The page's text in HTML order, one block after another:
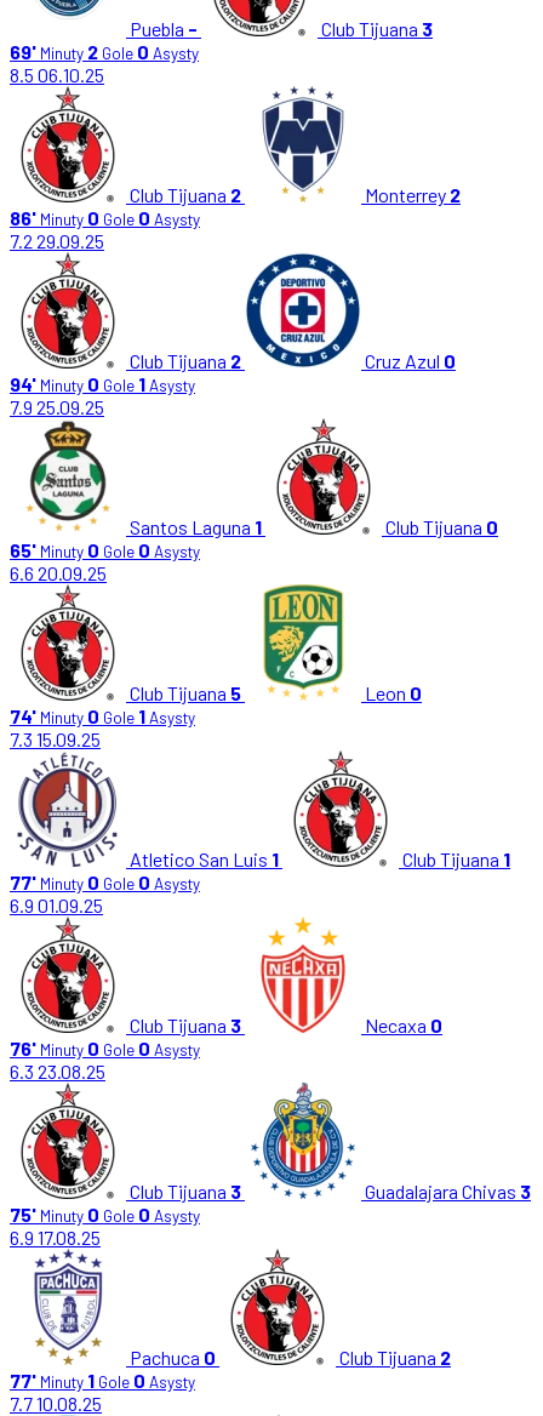
Puebla - Club Tijuana 3
69' Minuty 2 Gole 0 Asysty
8.5 06.10.25
Club Tijuana 2 Monterrey 2
86' Minuty 0 Gole 0 Asysty
7.2 29.09.25
Club Tijuana 2 Cruz Azul 0
94' Minuty 0 Gole 1Asysty
7.9 25.09.25
Santos Laguna 1 Club Tijuana 0
65' Minuty 0 Gole 0 Asysty
6.6 20.09.25
Club Tijuana 5 Leon 0
74' Minuty 0 Gole 1Asysty
7.3 15.09.25
Atletico San Luis 1 Club Tijuana 1
77' Minuty 0 Gole 0 Asysty
6.9 01.09.25
Club Tijuana 3 Necaxa 0
76' Minuty 0 Gole 0 Asysty
6.3 23.08.25
Club Tijuana 3 Guadalajara Chivas 3
75' Minuty 0 Gole 0 Asysty
6.9 17.08.25
Pachuca 0 Club Tijuana 2
77' Minuty 1 Gole 0 Asysty
7.710.08.25